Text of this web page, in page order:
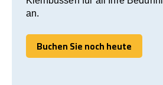
an.
Buchen Sie noch heute
Buchen Sie noch heute